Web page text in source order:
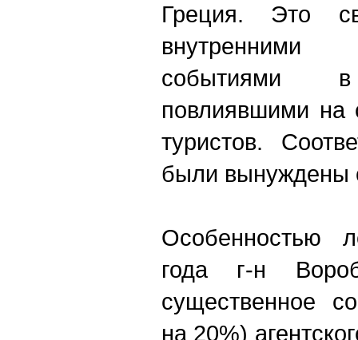
Греция. Это
событиями
повлиявшими на
туристов.
были вынуждены
Особенностью
года г-н
существенное
на 20%)